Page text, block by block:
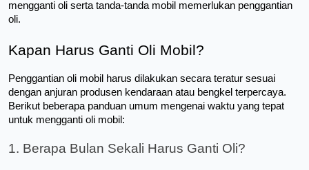
mengganti oli serta tanda-tanda mobil memerlukan penggantian
oli.
Kapan Harus Ganti Oli Mobil?
Penggantian oli mobil harus dilakukan secara teratur sesuai
dengan anjuran produsen kendaraan atau bengkel terpercaya.
Berikut beberapa panduan umum mengenai waktu yang tepat
untuk mengganti oli mobil:
1. Berapa Bulan Sekali Harus Ganti Oli?